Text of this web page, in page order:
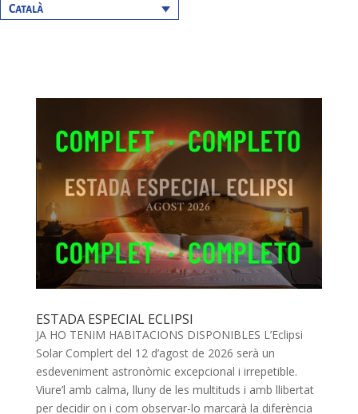
Català
ESTADA ESPECIAL ECLIPSI
JA HO TENIM HABITACIONS DISPONIBLES L’Eclipsi
Solar Complert del 12 d’agost de 2026 serà un
esdeveniment astronòmic excepcional i irrepetible.
Viure’l amb calma, lluny de les multituds i amb llibertat
per decidir on i com observar-lo marcarà la diferència